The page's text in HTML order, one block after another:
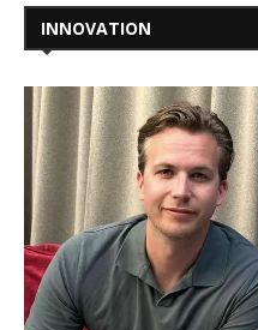
INNOVATION